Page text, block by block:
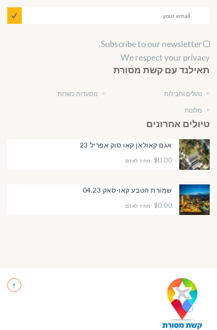
We respect your privacy
תאילנד עם קשת מסורת
טיולים וחבילות
מלונות
מסעדות כשרות
טיולים אחרונים
אגם קאולאן קאו סוק אפריל 23
$0.00
מחיר לאדם
שמורת הטבע קאו-סאק 04.23
$0.00
מחיר לאדם